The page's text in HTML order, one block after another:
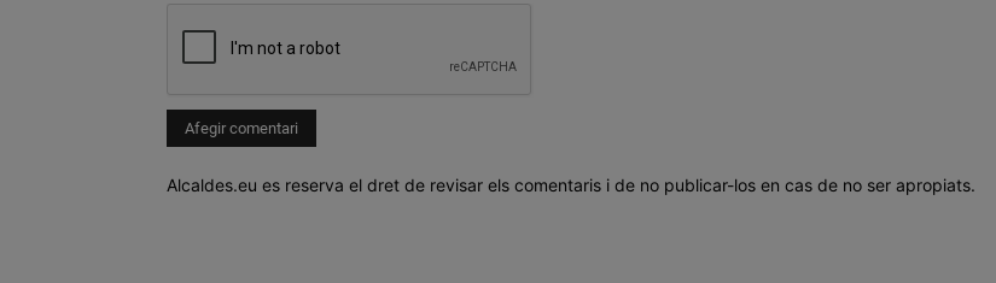
Alcaldes.eu es reserva el dret de revisar els comentaris i de no publicar-los en cas de no ser apropiats.